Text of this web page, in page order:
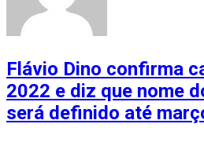
Flávio Dino confirma
2022 e diz que nome
será definido até